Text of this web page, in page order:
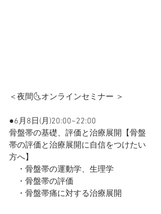
＜夜間🌜オンラインセミナー ＞
●6月8日(月)20:00~22:00
骨盤帯の基礎、評価と治療展開【骨盤
帯の評価と治療展開に自信をつけたい
方へ】
・骨盤帯の運動学、生理学
・骨盤帯の評価
・骨盤帯痛に対する治療展開